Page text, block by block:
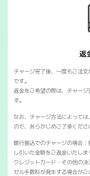
返
チャージ完了後、一度もご注
です。
返金をご希望の際は、チャー
す。
なお、チャージ方法によって
ので、あらかじめご了承くださ
銀行振込でのチャージの場合
し引いた金額をご返金いたしま
クレジットカード・その他の
セル手数料が発生する場合がご